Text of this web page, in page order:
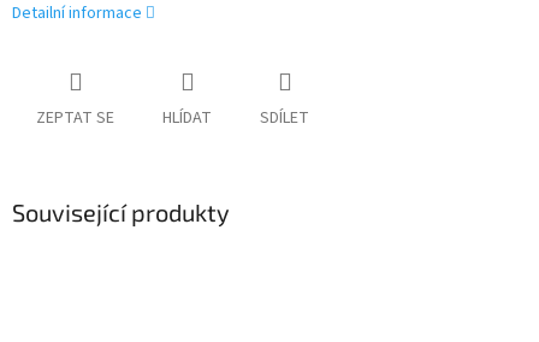
Detailní informace
ZEPTAT SE HLÍDAT SDÍLET
Související produkty